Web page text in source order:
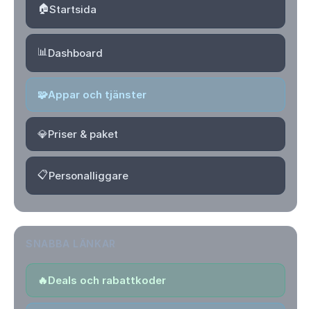
🏠Startsida
📊 Dashboard
🧩Appar och tjänster
💎Priser & paket
📋Personalliggare
🔥Deals och rabattkoder